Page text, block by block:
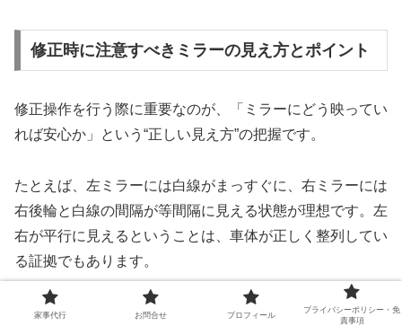
修正時に注意すべきミラーの見え方とポイント
修正操作を行う際に重要なのが、「ミラーにどう映ってい
れば安心か」という“正しい見え方”の把握です。
たとえば、左ミラーには白線がまっすぐに、右ミラーには
右後輪と白線の間隔が等間隔に見える状態が理想です。左
右が平行に見えるということは、車体が正しく整列してい
る証拠でもあります。
また、修正操作では特に「後輪の位置」に注目してくださ
家事代行 お問合せ プロフィール
プライバシーポリシー・免
責事項